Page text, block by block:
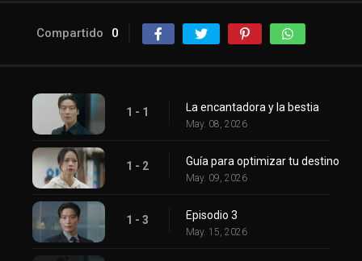
Compartido 0
1 - 1 La encantadora y la bestia
May. 08, 2026
1 - 2 Guía para optimizar tu destino
May. 09, 2026
1 - 3 Episodio 3
May. 15, 2026